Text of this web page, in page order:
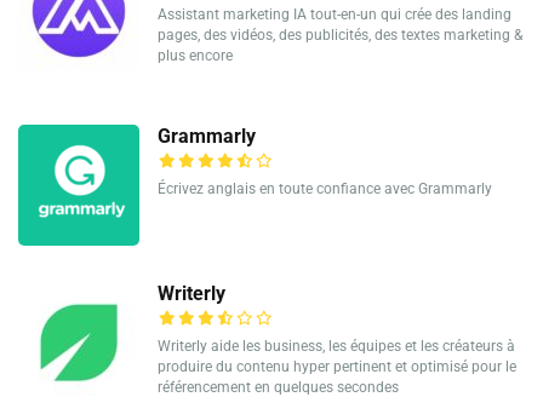
Assistant marketing IA tout-en-un qui crée des landing
pages, des vidéos, des publicités, des textes marketing &
plus encore
Grammarly
Écrivez anglais en toute confiance avec Grammarly
Writerly
Writerly aide les business, les équipes et les créateurs à
produire du contenu hyper pertinent et optimisé pour le
référencement en quelques secondes